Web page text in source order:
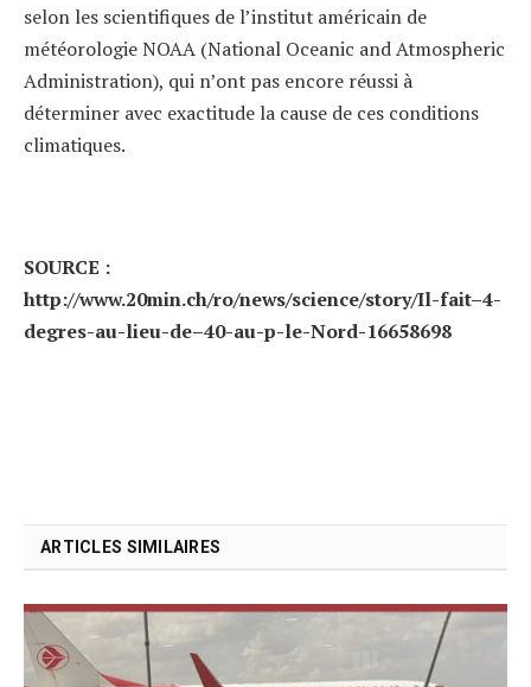
selon les scientifiques de l’institut américain de
météorologie NOAA (National Oceanic and Atmospheric
Administration), qui n’ont pas encore réussi à
déterminer avec exactitude la cause de ces conditions
climatiques.
SOURCE :
http://www.20min.ch/ro/news/science/story/Il-fait–4-
degres-au-lieu-de–40-au-p-le-Nord-16658698
ARTICLES SIMILAIRES